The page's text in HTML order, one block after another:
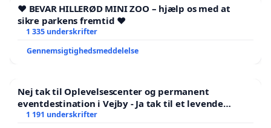
❤️ BEVAR HILLERØD MINI ZOO – hjælp os med at
sikre parkens fremtid ❤️
1 335 underskrifter
Gennemsigtighedsmeddelelse
Nej tak til Oplevelsescenter og permanent
eventdestination i Vejby - Ja tak til et levende
lokalområde i balance
1 191 underskrifter